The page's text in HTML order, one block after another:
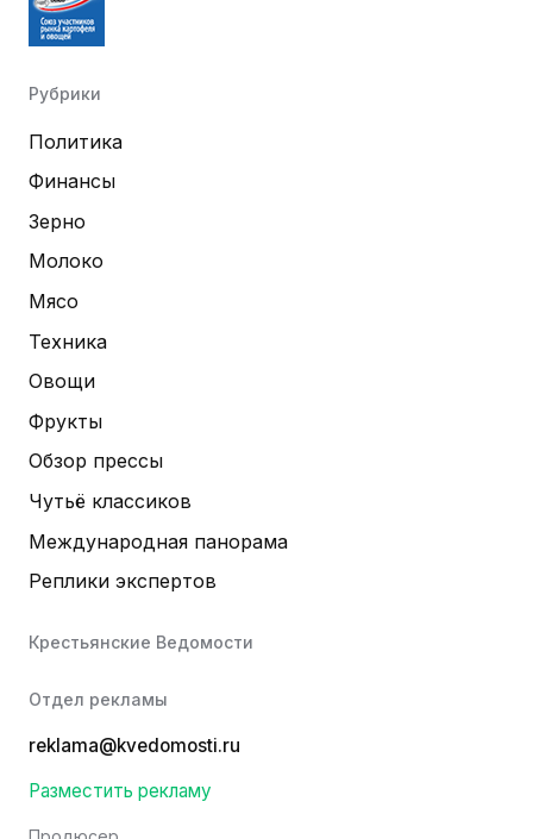
Рубрики
Политика
Финансы
Зерно
Молоко
Мясо
Техника
Овощи
Фрукты
Обзор прессы
Чутьё классиков
Международная панорама
Реплики экспертов
Крестьянские Ведомости
Отдел рекламы
reklama@kvedomosti.ru
Разместить рекламу